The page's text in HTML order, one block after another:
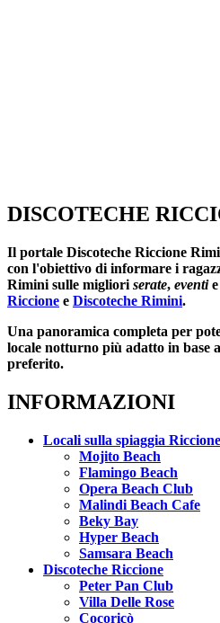
DISCOTECHE
Il portale Discoteche Riccione
con l'obiettivo di informare i
Rimini sulle migliori serate, eventie
Riccione e Discoteche Rimini.
Una panoramica completa per
locale notturno più adatto in base
preferito.
INFORMAZIONI
Locali sulla spiaggia
Mojito Beach
Flamingo Beach
Opera Beach Club
Malindi Beach Cafe
Beky Bay
Hyper Beach
Samsara Beach
Discoteche Riccione
Peter Pan Club
Villa Delle Rose
Cocoricò